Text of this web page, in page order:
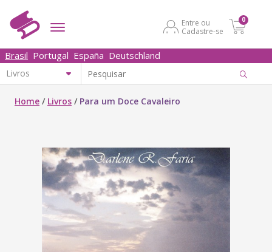
Entre ou
Cadastre-se
0
Brasil Portugal España Deutschland
Home / Livros / Para um Doce Cavaleiro